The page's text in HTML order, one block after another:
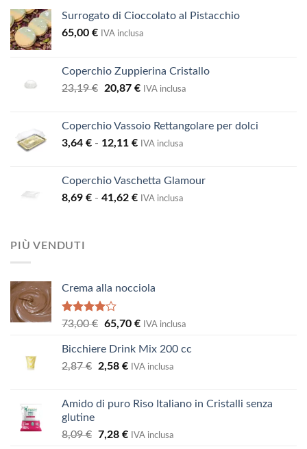
Surrogato di Cioccolato al Pistacchio
65,00 € IVA inclusa
Coperchio Zuppierina Cristallo
23,19€
Il
era:
23,19 €.
20,87 €Il
è:
20,87 €.
IVA inclusa
Coperchio Vassoio Rettangolare per dolci
3,64 € - 12,11 €Fascia
da
3,64 €
IVA inclusa
Coperchio Vaschetta Glamour
8,69 € - 41,62 €Fascia
41,62 €
IVA inclusa
PIÙ VENDUTI
Crema alla nocciola
Valutato
5
73,00€ Il
originale
era:
65,70 €Il
attuale
è:
IVA inclusa
Bicchiere Drink Mix 200 cc
2,87€
Il
era:
2,58 €Il
è:
IVA inclusa
Amido di puro Riso Italiano in Cristalli senza
glutine
8,09€ Il
7,28 €IlIVA inclusa